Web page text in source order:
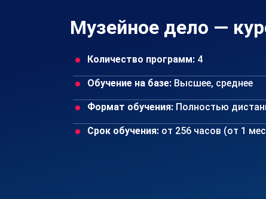
Музейное дело —
Количество программ: 4
Обучение на базе: Высшее, среднее
Формат обучения: Полностью
Срок обучения: от 256 часов (от 1